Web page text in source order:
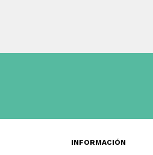
INFORMACIÓN